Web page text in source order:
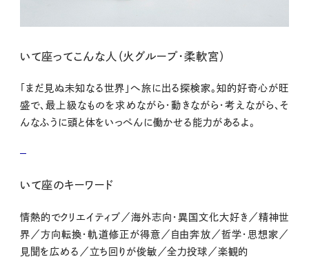
いて座ってこんな人（火グループ・柔軟宮）
「まだ見ぬ未知なる世界」へ旅に出る探検家。知的好奇心が旺
盛で、最上級なものを求めながら・動きながら・考えながら、そ
んなふうに頭と体をいっぺんに働かせる能力があるよ。
いて座のキーワード
情熱的でクリエイティブ／海外志向・異国文化大好き／精神世
界／方向転換・軌道修正が得意／自由奔放／哲学・思想家／
見聞を広める／立ち回りが俊敏／全力投球／楽観的